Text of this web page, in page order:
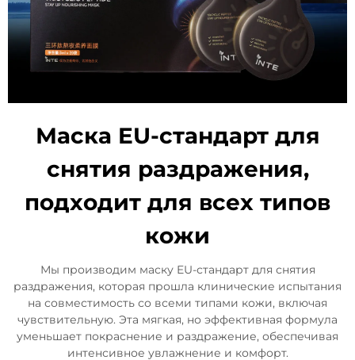
Маска EU-стандарт для
снятия раздражения,
подходит для всех типов
кожи
Мы производим маску EU-стандарт для снятия
раздражения, которая прошла клинические испытания
на совместимость со всеми типами кожи, включая
чувствительную. Эта мягкая, но эффективная формула
уменьшает покраснение и раздражение, обеспечивая
интенсивное увлажнение и комфорт.